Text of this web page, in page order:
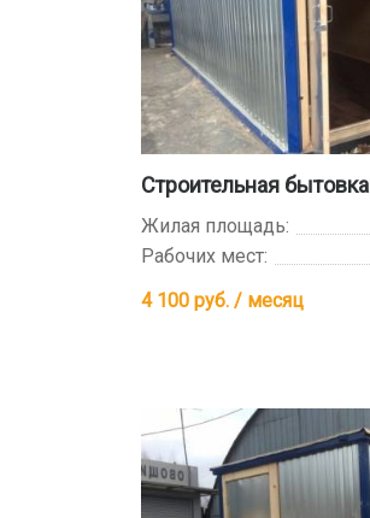
Строительная бытовка
Жилая площадь:
Рабочих мест:
4 100 руб. / месяц